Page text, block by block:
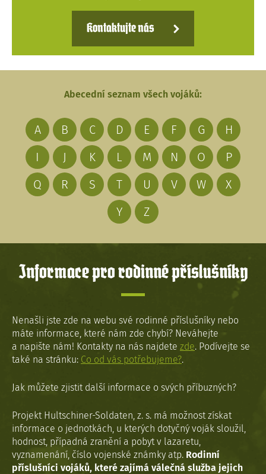
Kontaktujte nás
Abecední seznam všech vojáků:
A B C D E F G
H
I
J K L M N O
P
Q
R S T U V W
X
Y
Z
Informace pro rodinné příslušníky
Nenašli jste zde na webu své rodinné příslušníky nebo
máte informace, které nám zde chybí? Neváhejte
a napište nám! Kontakty na nás najdete zde. Podívejte se
také na stránku: Co od vás potřebujeme?.
Jak můžete zjistit další informace o svých příbuzných?
Projekt Hultschiner-Soldaten, z. s. má možnost získat
informace o jednotkách, u kterých dotyčný voják sloužil,
hodnost, případná zranění a pobyt v lazaretu,
vyznamenání, číslo vojenské známky atp. Rodinní
příslušníci vojáků, které zajímá válečná služba jejich